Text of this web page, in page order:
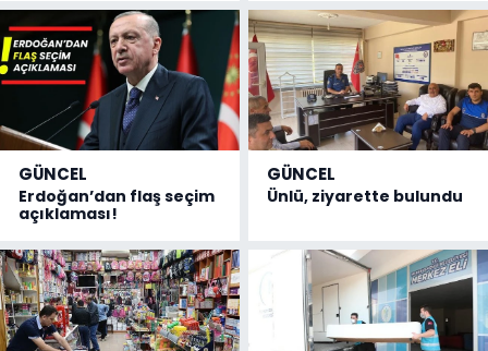
GÜNCEL
Erdoğan’dan flaş seçim
açıklaması!
GÜNCEL
Ünlü, ziyarette bulundu